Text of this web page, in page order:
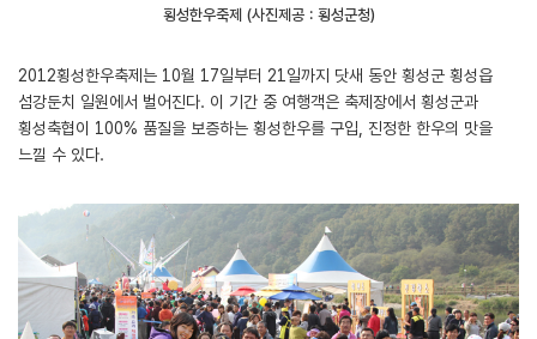
횡성한우축제 (사진제공 : 횡성군청)
2012횡성한우축제는 10월 17일부터 21일까지 닷새 동안 횡성군 횡성읍
섬강둔치 일원에서 벌어진다. 이 기간 중 여행객은 축제장에서 횡성군과
횡성축협이 100% 품질을 보증하는 횡성한우를 구입, 진정한 한우의 맛을
느낄 수 있다.